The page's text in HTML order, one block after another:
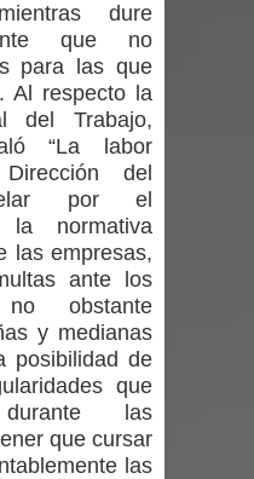
especialistas U.
el creciente interés
y coreana
Minvu en el
sociales en
rechaza
eléctrica
dure
que no
para las que
Al respecto la
del Trabajo,
“La labor
del
por el
la normativa
las empresas,
ante los
no obstante
y medianas
posibilidad de
que
las
que cursar
las